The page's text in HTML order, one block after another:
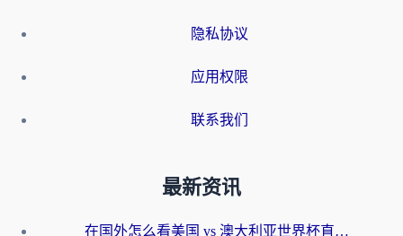
隐私协议
应用权限
联系我们
最新资讯
在国外怎么看美国 vs 澳大利亚世界杯直播？海外党必藏的中文解说观赛指南